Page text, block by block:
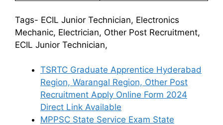
Tags- ECIL Junior Technician, Electronics
Mechanic, Electrician, Other Post Recruitment,
ECIL Junior Technician,
TSRTC Graduate Apprentice Hyderabad
Region, Warangal Region, Other Post
Recruitment Apply Online Form 2024
Direct Link Available
MPPSC State Service Exam State